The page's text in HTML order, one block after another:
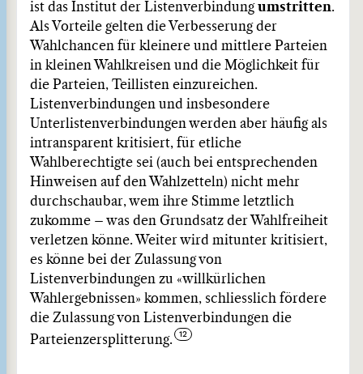
ist das Institut der Listenverbindungumstritten.
Als Vorteile gelten die Verbesserung der
Wahlchancen für kleinere und mittlere Parteien
in kleinen Wahlkreisen und die Möglichkeit für
die Parteien, Teillisten einzureichen.
Listenverbindungen und insbesondere
Unterlistenverbindungen werden aber häufig als
intransparent kritisiert, für etliche
Wahlberechtigte sei (auch bei entsprechenden
Hinweisen auf den Wahlzetteln) nicht mehr
durchschaubar, wem ihre Stimme letztlich
zukomme – was den Grundsatz der Wahlfreiheit
verletzen könne. Weiter wird mitunter kritisiert,
es könne bei der Zulassung von
Listenverbindungen zu «willkürlichen
Wahlergebnissen» kommen, schliesslich fördere
die Zulassung von Listenverbindungen die
Parteienzersplitterung.